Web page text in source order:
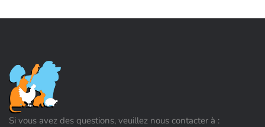
Si vous avez des questions, veuillez nous contacter à :